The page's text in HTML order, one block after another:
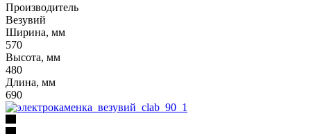
Производитель
Везувий
Ширина, мм
570
Высота, мм
480
Длина, мм
690